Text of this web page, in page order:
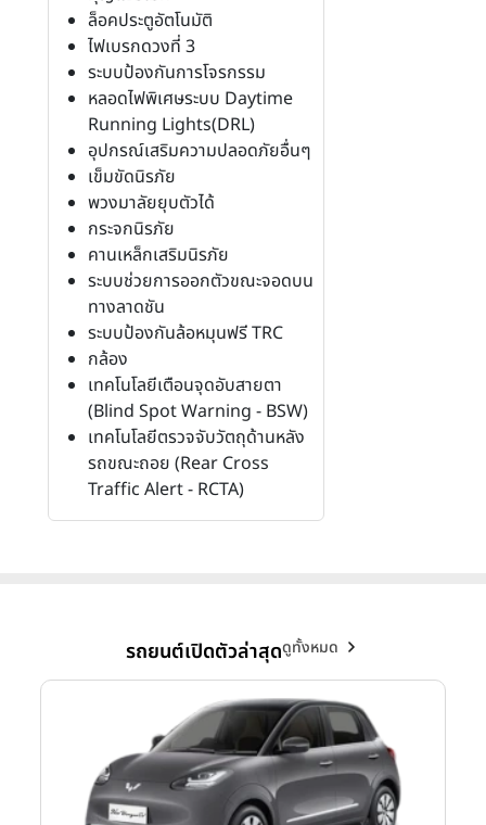
ล็อคประตูอัตโนมัติ
ไฟเบรกดวงที่ 3
ระบบป้องกันการโจรกรรม
หลอดไฟพิเศษระบบ Daytime
Running Lights(DRL)
อุปกรณ์เสริมความปลอดภัยอื่นๆ
เข็มขัดนิรภัย
พวงมาลัยยุบตัวได้
กระจกนิรภัย
คานเหล็กเสริมนิรภัย
ระบบช่วยการออกตัวขณะจอดบน
ทางลาดชัน
ระบบป้องกันล้อหมุนฟรี TRC
กล้อง
เทคโนโลยีเตือนจุดอับสายตา
(Blind Spot Warning - BSW)
เทคโนโลยีตรวจจับวัตถุด้านหลัง
รถขณะถอย (Rear Cross
Traffic Alert - RCTA)
รถยนต์เปิดตัวล่าสุดดูทั้งหมด